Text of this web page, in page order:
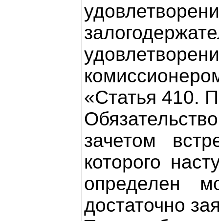
«Статья 410.
зачетом
которого
определен
достаточно